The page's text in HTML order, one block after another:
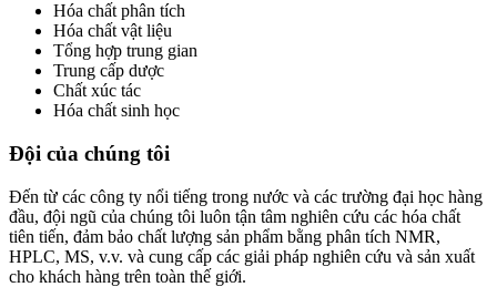
Hóa chất phân tích
Hóa chất vật liệu
Tổng hợp trung gian
Trung cấp dược
Chất xúc tác
Hóa chất sinh học
Đội của chúng tôi
Đến từ các công ty nổi tiếng trong nước và các trường đại học hàng
đầu, đội ngũ của chúng tôi luôn tận tâm nghiên cứu các hóa chất
tiên tiến, đảm bảo chất lượng sản phẩm bằng phân tích NMR,
HPLC, MS, v.v. và cung cấp các giải pháp nghiên cứu và sản xuất
cho khách hàng trên toàn thế giới.